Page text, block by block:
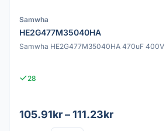
Samwha
HE2G477M35040HA
Samwha HE2G477M35040HA 470uF
28
105.91kr – 111.23kr